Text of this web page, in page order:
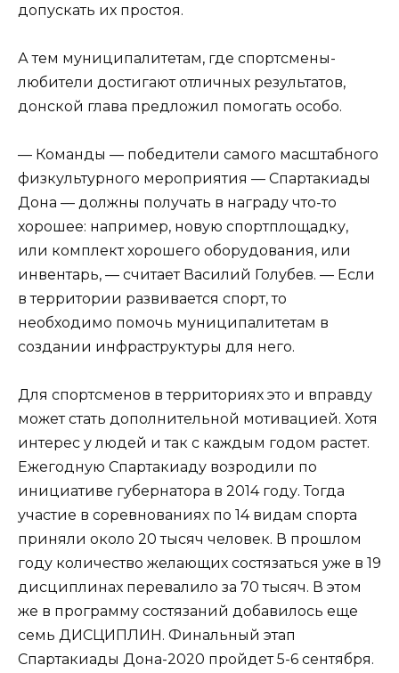
допускать их простоя.
А тем муниципалитетам, где спортсмены-
любители достигают отличных результатов,
донской глава предложил помогать особо.
— Команды — победители самого масштабного
физкультурного мероприятия — Спартакиады
Дона — должны получать в награду что-то
хорошее: например, новую спортплощадку,
или комплект хорошего оборудования, или
инвентарь, — считает Василий Голубев. — Eсли
в территории развивается спорт, то
необходимо помочь муниципалитетам в
создании инфраструктуры для него.
Для спортсменов в территориях это и вправду
может стать дополнительной мотивацией. Хотя
интерес у людей и так с каждым годом растет.
Eжегодную Спартакиаду возродили по
инициативе губернатора в 2014 году. Тогда
участие в соревнованиях по 14 видам спорта
приняли около 20 тысяч человек. В прошлом
году количество желающих состязаться уже в 19
дисциплинах перевалило за 70 тысяч. В этом
же в программу состязаний добавилось еще
семь ДИСЦИПЛИН. Финальный этап
Спартакиады Дона-2020 пройдет 5-6 сентября.